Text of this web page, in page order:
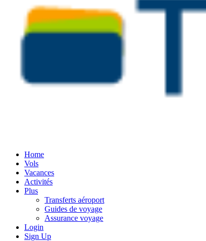
Home
Vols
Vacances
Activités
Plus
Transferts aéroport
Guides de voyage
Assurance voyage
Login
Sign Up